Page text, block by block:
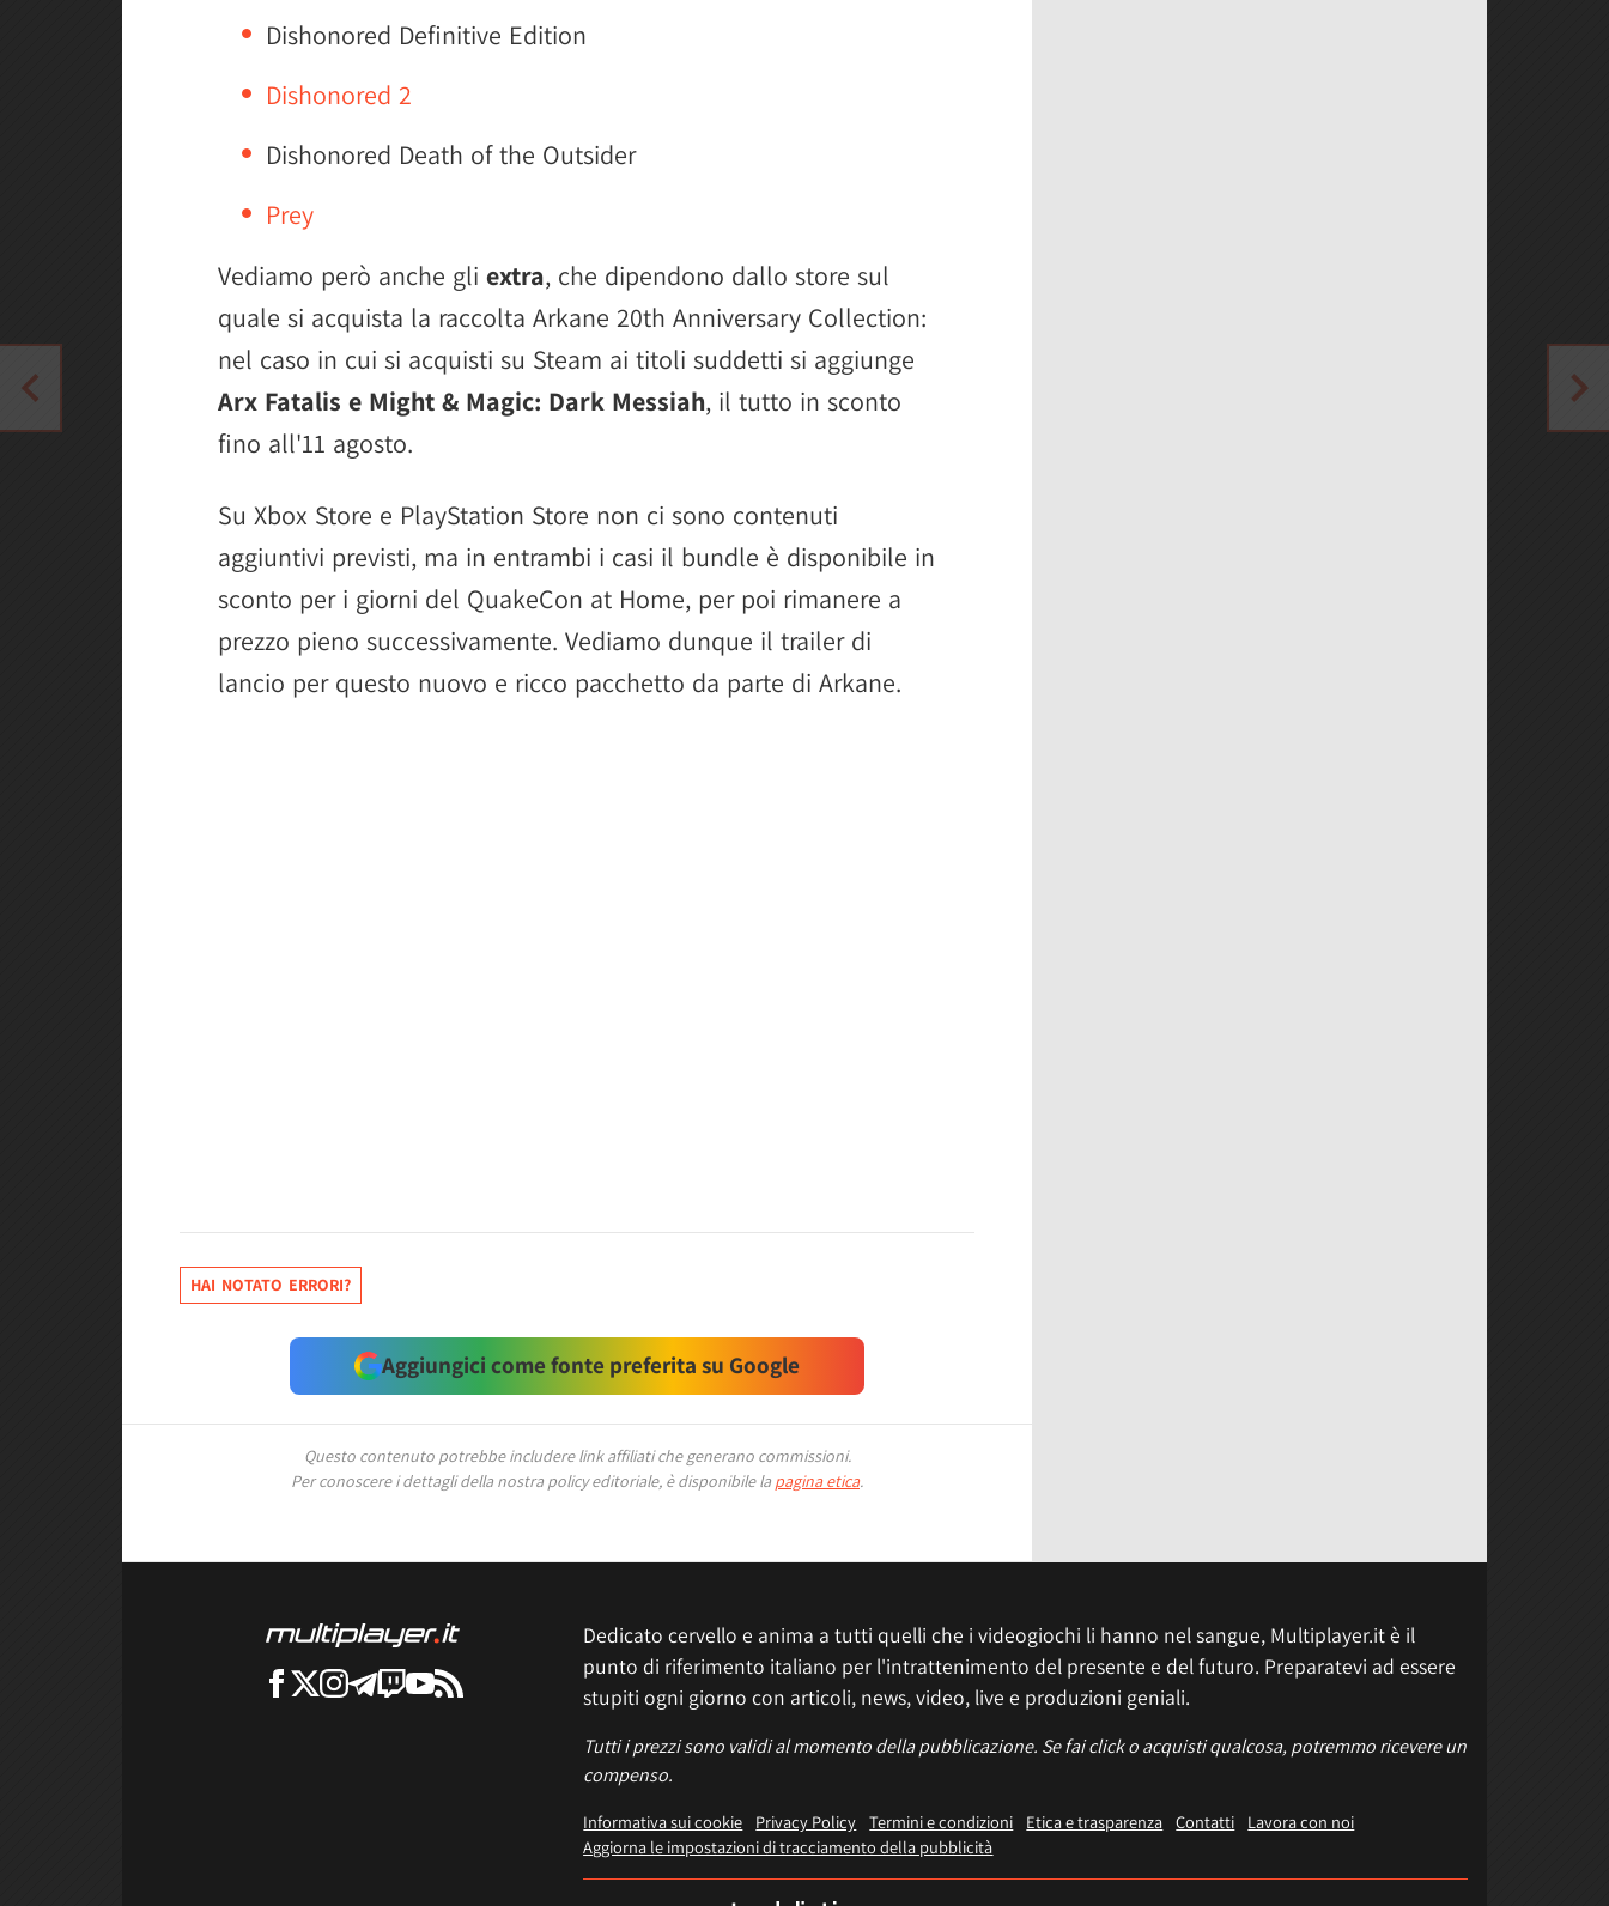
Dishonored Definitive Edition
Dishonored 2
Dishonored Death of the Outsider
Prey
Vediamo però anche gli extra, che dipendono dallo store sul
quale si acquista la raccolta Arkane 20th Anniversary Collection:
nel caso in cui si acquisti su Steam ai titoli suddetti si aggiunge
Arx Fatalis e Might & Magic: Dark Messiah, il tutto in sconto
fino all'11 agosto.
Su Xbox Store e PlayStation Store non ci sono contenuti
aggiuntivi previsti, ma in entrambi i casi il bundle è disponibile in
sconto per i giorni del QuakeCon at Home, per poi rimanere a
prezzo pieno successivamente. Vediamo dunque il trailer di
lancio per questo nuovo e ricco pacchetto da parte di Arkane.
HAI NOTATO ERRORI?
Aggiungici come fonte preferita su Google
Questo contenuto potrebbe includere link affiliati che generano commissioni.
Per conoscere i dettagli della nostra policy editoriale, è disponibile la pagina etica.
Dedicato cervello e anima a tutti quelli che i videogiochi li hanno nel sangue, Multiplayer.it è il
punto di riferimento italiano per l'intrattenimento del presente e del futuro. Preparatevi ad essere
stupiti ogni giorno con articoli, news, video, live e produzioni geniali.
Tutti i prezzi sono validi al momento della pubblicazione. Se fai click o acquisti qualcosa, potremmo ricevere un
compenso.
Informativa sui cookie Privacy Policy Termini e condizioni Etica e trasparenza Contatti
Lavora con noi
Aggiorna le impostazioni di tracciamento della pubblicità